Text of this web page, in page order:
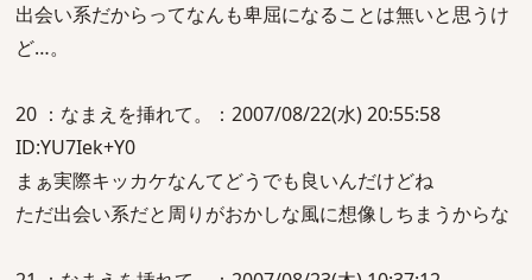
出会い系だからってなんも卑屈になることは無いと思うけ
ど…。
20 ：なまえを挿れて。：2007/08/22(水) 20:55:58
ID:YU7Iek+Y0
まぁ実際キッカケなんてどうでも良いんだけどね
ただ出会い系だと周りがおかしな風に想像しちまうからな